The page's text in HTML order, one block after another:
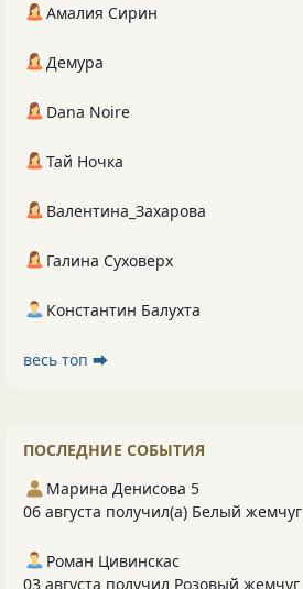
Амалия Сирин
Демура
Dana Noire
Тай Ночка
Валентина_Захарова
Галина Суховерх
Константин Балухта
весь топ ⮕
ПОСЛЕДНИЕ СОБЫТИЯ
Марина Денисова 5
06 августа получил(а) Белый жемчуг
Роман Цивинскас
03 августа получил Розовый жемчуг